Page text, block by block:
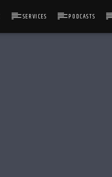
SERVICES PODCASTS